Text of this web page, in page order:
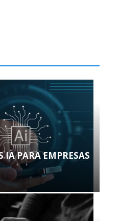
IA PARA EMPRESAS